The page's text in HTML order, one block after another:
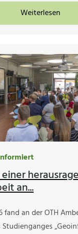
Weiterlesen
an...
fand an der OTH
Studienganges